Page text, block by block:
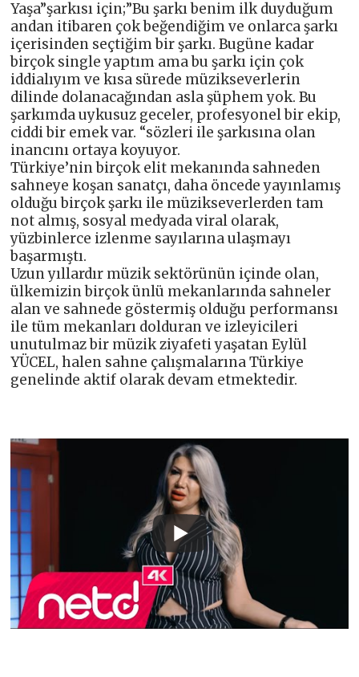
Yaşa”şarkısı için;”Bu şarkı benim ilk duyduğum
andan itibaren çok beğendiğim ve onlarca şarkı
içerisinden seçtiğim bir şarkı. Bugüne kadar
birçok single yaptım ama bu şarkı için çok
iddialıyım ve kısa sürede müzikseverlerin
dilinde dolanacağından asla şüphem yok. Bu
şarkımda uykusuz geceler, profesyonel bir ekip,
ciddi bir emek var. “sözleri ile şarkısına olan
inancını ortaya koyuyor.
Türkiye’nin birçok elit mekanında sahneden
sahneye koşan sanatçı, daha öncede yayınlamış
olduğu birçok şarkı ile müzikseverlerden tam
not almış, sosyal medyada viral olarak,
yüzbinlerce izlenme sayılarına ulaşmayı
başarmıştı.
Uzun yıllardır müzik sektörünün içinde olan,
ülkemizin birçok ünlü mekanlarında sahneler
alan ve sahnede göstermiş olduğu performansı
ile tüm mekanları dolduran ve izleyicileri
unutulmaz bir müzik ziyafeti yaşatan Eylül
YÜCEL, halen sahne çalışmalarına Türkiye
genelinde aktif olarak devam etmektedir.